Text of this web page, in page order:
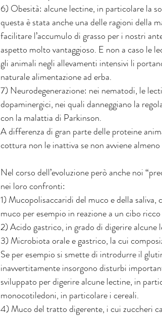
6) Obesità: alcune lectine, in particolare la
questa è stata anche una delle ragioni della
facilitare l’accumulo di grasso per i nostri
aspetto molto vantaggioso. E non a caso le
gli animali negli allevamenti intensivi li
naturale alimentazione ad erba.
7) Neurodegenerazione: nei nematodi, le
dopaminergici, nei quali danneggiano la
con la malattia di Parkinson.
A differenza di gran parte delle proteine
cottura non le inattiva se non avviene
Nel corso dell’evoluzione però anche noi
nei loro confronti:
1) Mucopolisaccaridi del muco e della
muco per esempio in reazione a un cibo
2) Acido gastrico, in grado di digerire alcune
3) Microbiota orale e gastrico, la cui
Se per esempio si smette di introdurre il
inavvertitamente insorgono disturbi
sviluppato per digerire alcune lectine, in
monocotiledoni, in particolare i cereali.
4) Muco del tratto digerente, i cui zuccheri